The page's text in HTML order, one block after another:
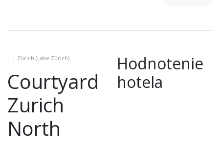
| | Zürich (Lake Zürich)
Courtyard
Zurich
North
Hodnotenie
hotela